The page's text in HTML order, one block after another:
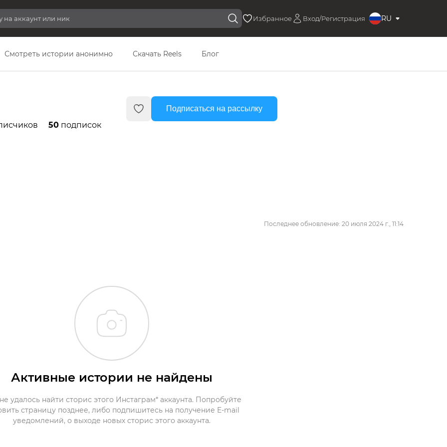
Избранное Вход/Регистрация RU
Смотреть истории анонимно Скачать Reels Блог
50 подписок
Подписаться на рассылку
Последнее обновление: 20 июля 2024 г., 11:14
Активные истории не найдены
удалось найти сторис этого Инстаграм* аккаунта. Попробуйте
страницу позднее, либо подпишитесь на получение E-mail
уведомлений, о выходе новых сторис этого аккаунта.